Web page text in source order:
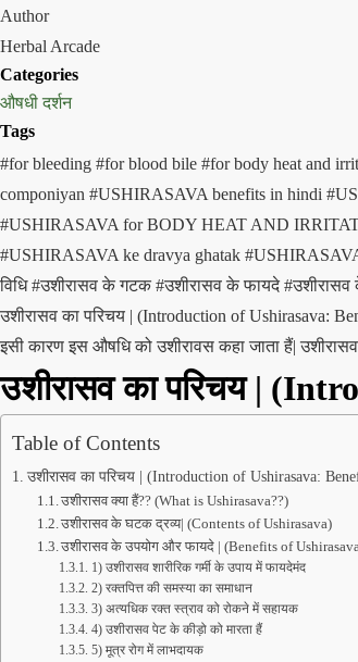
Author
Herbal Arcade
Categories
औषधी दर्शन
Tags
#for bleeding #for blood bile #for body heat and
componiyan #USHIRASAVA benefits in hindi
#USHIRASAVA for BODY HEAT AND
#USHIRASAVA ke dravya ghatak
विधि#उशीरासव के गटक#उशीरासव के फायदे
उशीरासव का परिचय | (Introduction of Ushirasava:
इसी कारण इस औषधि को उशीरावस कहा जाता हैं|
उशीरासव का परिचय |
Table of Contents
उशीरासव का परिचय | (Introduction of Ushirasava:
उशीरासव क्या हैं?? (What is Ushirasava??)
उशीरासव के घटक द्रव्य| (Contents of Ushirasava)
उशीरासव के उपयोग और फायदे | (Benefits of
1) उशीरासव शारीरिक गर्मी के उपाय में फायदेमंद
2) रक्तपित्त की समस्या का समाधान
3) अत्यधिक रक्त स्त्राव को रोकने में सहायक
4) उशीरासव पेट के कीड़ो को मारता हैं
5) मूत्र रोग में लाभदायक